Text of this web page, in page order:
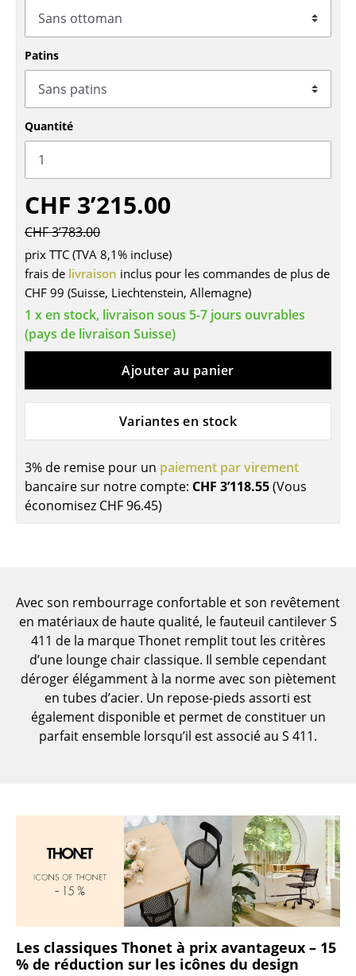
Tables
Tables de repas
Tables d’appoint
Secrétaires & Tables PC
Tables de conférence et Pupitres
Tables enfants
Table de jardin
Chariots & Dessertes
Pièces détachées
... voir toutes les tables
Rangements
Étagères & Armoires
Bibliothèques
Meubles TV
Caissons roulants et Meubles d’appoint
Meubles de bar
Garde-robes
Petits rangements
Suspensions & Plafonniers
Lampes de table
Lampes de bureau
Lampadaires et Liseuses
Patins
Quantité
CHF 3’215.00
CHF 3’783.00
prix TTC (TVA 8,1% incluse)
frais de livraison inclus pour les commandes de plus de
CHF 99 (Suisse, Liechtenstein, Allemagne)
1 x en stock, livraison sous 5-7 jours ouvrables
(pays de livraison Suisse)
Ajouter au panier
Variantes en stock
3% de remise pour un paiement par virement
bancaire sur notre compte: CHF 3’118.55(Vous
économisez CHF 96.45)
Avec son rembourrage confortable et son revêtement
en matériaux de haute qualité, le fauteuil cantilever S
411 de la marque Thonet remplit tout les critères
d’une lounge chair classique. Il semble cependant
déroger élégamment à la norme avec son piètement
en tubes d’acier. Un repose-pieds assorti est
également disponible et permet de constituer un
parfait ensemble lorsqu’il est associé au S 411.
Les classiques Thonet à prix avantageux – 15
% de réduction sur les icônes du design